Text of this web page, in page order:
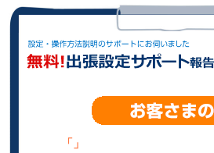
「」